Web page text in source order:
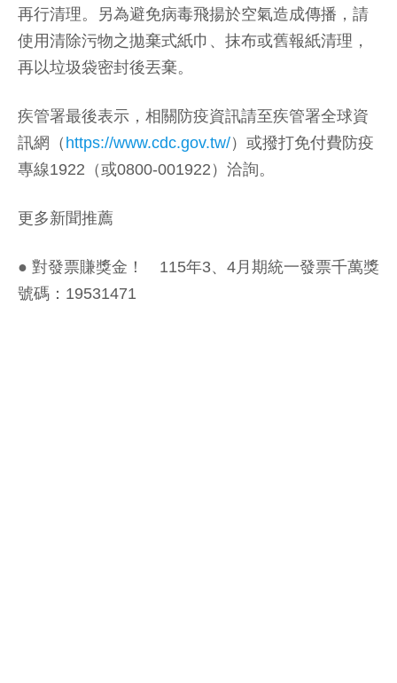
再行清理。另為避免病毒飛揚於空氣造成傳播，請
使用清除污物之拋棄式紙巾、抹布或舊報紙清理，
再以垃圾袋密封後丟棄。
疾管署最後表示，相關防疫資訊請至疾管署全球資
訊網（ https://www.cdc.gov.tw/）或撥打免付費防疫
專線1922（或0800-001922）洽詢。
更多新聞推薦
● 對發票賺獎金！ 115年3、4月期統一發票千萬獎
號碼：19531471